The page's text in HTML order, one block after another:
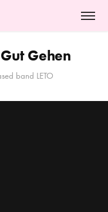
Gehen
band LETO